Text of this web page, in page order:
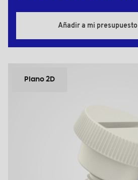
Añadir a mi presupuesto
Plano 2D